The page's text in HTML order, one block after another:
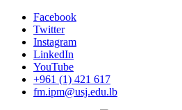
Facebook
Twitter
Instagram
LinkedIn
YouTube
+961 (1) 421 617
fm.ipm@usj.edu.lb